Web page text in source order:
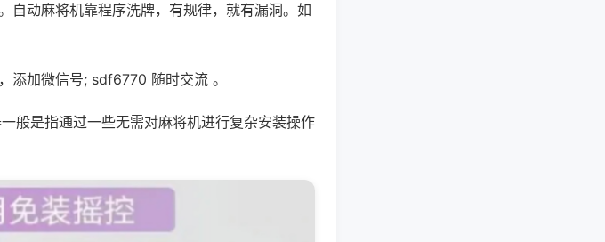
自动麻将机靠程序洗牌，有规律，就有漏洞。如
添加微信号; sdf6770 随时交流 。
般是指通过一些无需对麻将机进行复杂安装操作